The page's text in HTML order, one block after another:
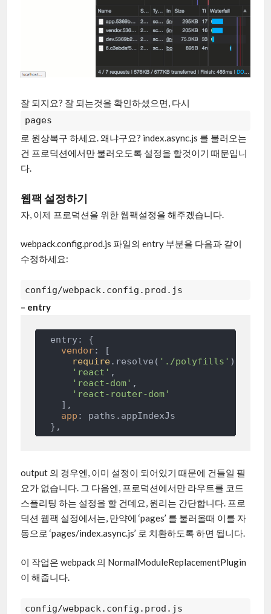
잘 되지요? 잘 되는것을 확인하셨으면, 다시
pages
로 원상복구 하세요. 왜냐구요? index.async.js 를 불러오는
건 프로덕션에서만 불러오도록 설정을 할것이기 때문입니
다.
웹팩 설정하기
자, 이제 프로덕션을 위한 웹팩설정을 해주겠습니다.
webpack.config.prod.js 파일의 entry 부분을 다음과 같이
수정하세요:
config/webpack.config.prod.js
– entry
  entry: {
vendor: [
require.resolve( './polyfills' ),
'react' ,
'react-dom' ,
'react-router-dom'
    ],
app : paths.appIndexJs
output 의 경우엔, 이미 설정이 되어있기 때문에 건들일 필
요가 없습니다. 그 다음엔, 프로덕션에서만 라우트를 코드
스플리팅 하는 설정을 할 건데요, 원리는 간단합니다. 프로
덕션 웹팩 설정에서는, 만약에 ‘pages’ 를 불러올때 이를 자
동으로 ‘pages/index.async.js’ 로 치환하도록 하면 됩니다.
이 작업은 webpack 의 NormalModuleReplacementPlugin
이 해줍니다.
config/webpack.config.prod.js